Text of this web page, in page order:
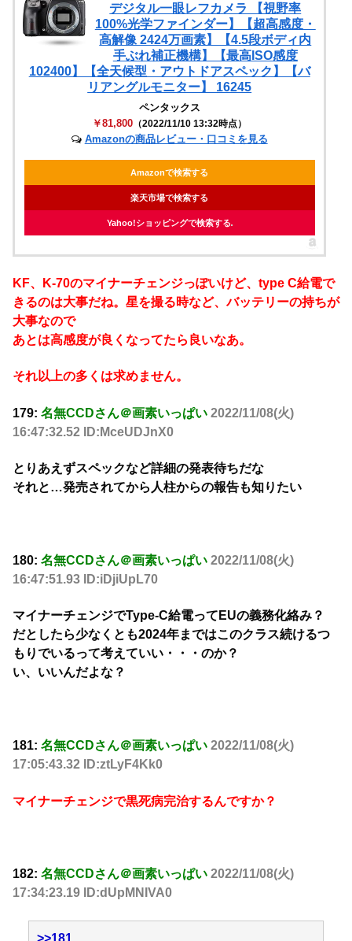
デジタル一眼レフカメラ 【視野率
100%光学ファインダー】【超高感度・
高解像 2424万画素】【4.5段ボディ内
手ぶれ補正機構】【最高ISO感度
102400】【全天候型・アウトドアスペック】【バ
リアングルモニター】 16245
ペンタックス
￥81,800 （2022/11/10 13:32時点）
Amazonの商品レビュー・口コミを見る
Amazonで検索する
楽天市場で検索する
Yahoo!ショッピングで検索する
KF、K-70のマイナーチェンジっぽいけど、type C給電で
きるのは大事だね。星を撮る時など、バッテリーの持ちが
大事なので
あとは高感度が良くなってたら良いなあ。
それ以上の多くは求めません。
179: 名無CCDさん＠画素いっぱい 2022/11/08(火)
16:47:32.52 ID:MceUDJnX0
とりあえずスペックなど詳細の発表待ちだな
それと…発売されてから人柱からの報告も知りたい
180: 名無CCDさん＠画素いっぱい 2022/11/08(火)
16:47:51.93 ID:iDjiUpL70
マイナーチェンジでType-C給電ってEUの義務化絡み？
だとしたら少なくとも2024年まではこのクラス続けるつ
もりでいるって考えていい・・・のか？
い、いいんだよな？
181: 名無CCDさん＠画素いっぱい 2022/11/08(火)
17:05:43.32 ID:ztLyF4Kk0
マイナーチェンジで黒死病完治するんですか？
182: 名無CCDさん＠画素いっぱい 2022/11/08(火)
17:34:23.19 ID:dUpMNIVA0
>>181